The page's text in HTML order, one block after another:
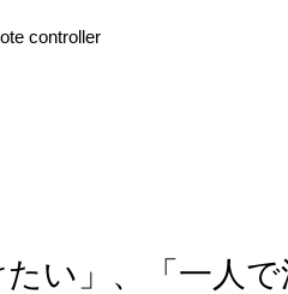
controller
たい」、「一人